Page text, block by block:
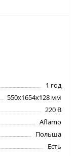
1 год
550х1654х128 мм
220 В
Aflamo
Польша
Есть